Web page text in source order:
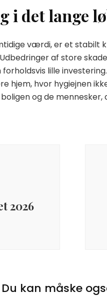
i det lange
værdi, er et stabilt
af store
lille
hjem, hvor hygiejnen
og de mennesker,
2026
Du kan måske